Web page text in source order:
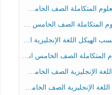
الصف الخامس عام الفصل الثالث
الصف الخامس انسبير الفصل الثالث
الصف الخامس انسبير الفصل الثالث
الصف الخامس الفصل الثالث